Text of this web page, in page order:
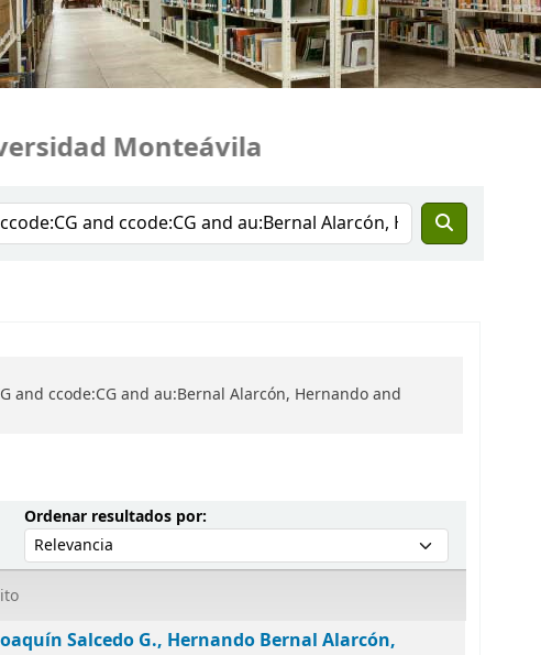
Monteávila
and ccode:CG and au:Bernal Alarcón, Hernando and
Ordenar resultados por:Ordenar por:
Salcedo G., Hernando Bernal Alarcón,